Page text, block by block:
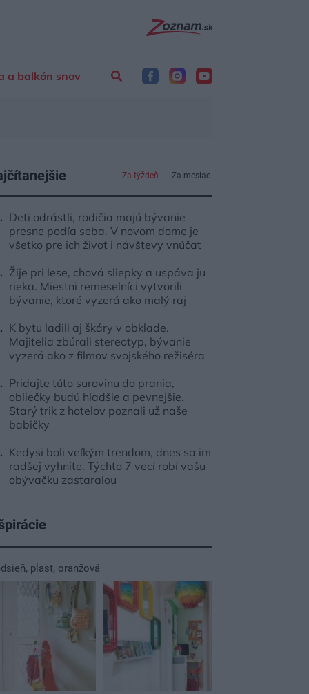
a balkón snov
Za týždeň Za mesiac
Deti odrástli, rodičia majú bývanie
presne podľa seba. V novom dome je
všetko pre ich život i návštevy vnúčat
Žije pri lese, chová sliepky a uspáva ju
rieka. Miestni remeselníci vytvorili
bývanie, ktoré vyzerá ako malý raj
K bytu ladili aj škáry v obklade.
Majitelia zbúrali stereotyp, bývanie
vyzerá ako z filmov svojského režiséra
Pridajte túto surovinu do prania,
obliečky budú hladšie a pevnejšie.
Starý trik z hotelov poznali už naše
babičky
Kedysi boli veľkým trendom, dnes sa im
radšej vyhnite. Týchto 7 vecí robí vašu
obývačku zastaralou
, plast, oranžová